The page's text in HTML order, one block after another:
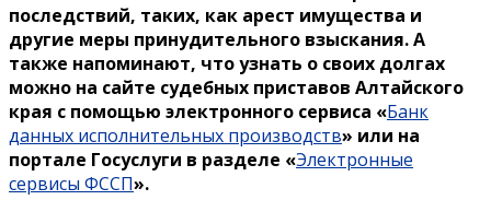
последствий, таких, как арест имущества и
другие меры принудительного взыскания. А
также напоминают, что узнать о своих долгах
можно на сайте судебных приставов Алтайского
края с помощью электронного сервиса «Банк
данных исполнительных производств» или на
портале Госуслуги в разделе «Электронные
сервисы ФССП».